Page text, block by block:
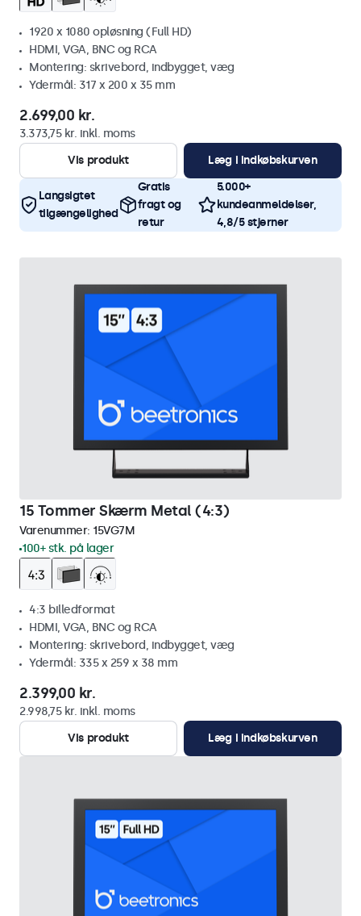
1920 x 1080 opløsning (Full HD)
HDMI, VGA, BNC og RCA
Montering: skrivebord, indbygget, væg
Ydermål: 317 x 200 x 35 mm
2.699,00 kr.
3.373,75 kr. inkl. moms
Vis produkt
Læg i indkøbskurven
Langsigtet
tilgængelighed
Gratis
fragt og
retur
5.000+
kundeanmeldelser,
4,8/5 stjerner
15 Tommer Skærm Metal (4:3)
Varenummer: 15VG7M
100+ stk. på lager
4:3 billedformat
HDMI, VGA, BNC og RCA
Montering: skrivebord, indbygget, væg
Ydermål: 335 x 259 x 38 mm
2.399,00 kr.
2.998,75 kr. inkl. moms
Vis produkt
Læg i indkøbskurven